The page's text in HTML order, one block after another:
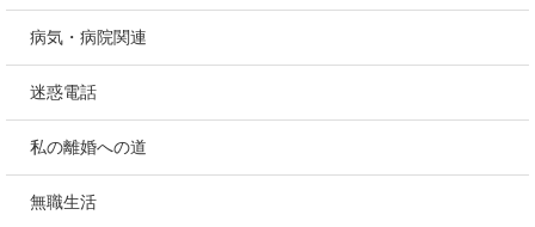
病気・病院関連
迷惑電話
私の離婚への道
無職生活